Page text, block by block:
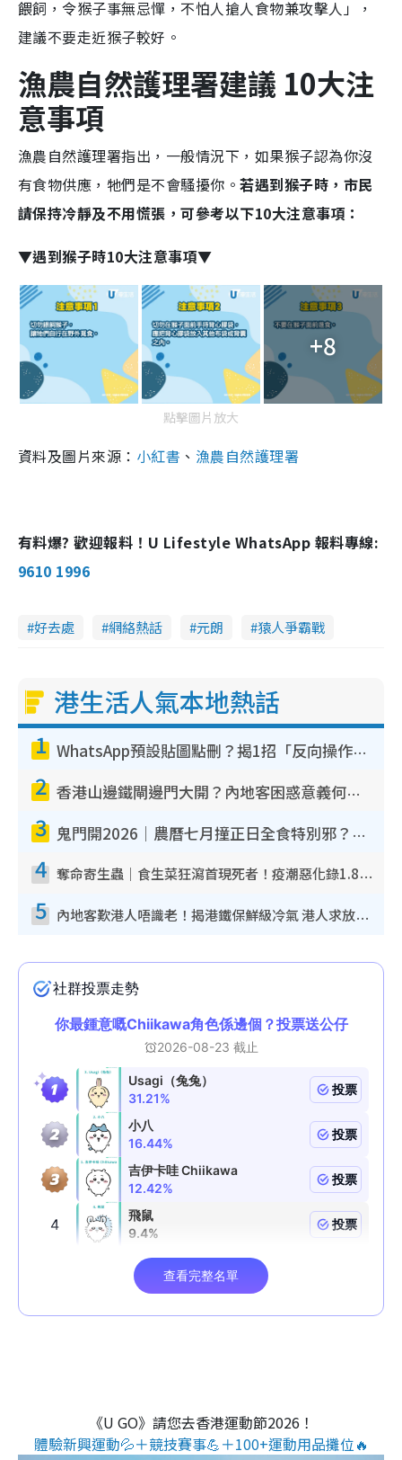
餵飼，令猴子事無忌憚，不怕人搶人食物兼攻擊人」，
建議不要走近猴子較好。
漁農自然護理署建議 10大注
意事項
漁農自然護理署指出，一般情況下，如果猴子認為你沒
有食物供應，牠們是不會騷擾你。若遇到猴子時，市民
請保持冷靜及不用慌張，可參考以下10大注意事項：
▼遇到猴子時10大注意事項▼
+8
點擊圖片放大
資料及圖片來源： 小紅書 、 漁農自然護理署
有料爆? 歡迎報料！U Lifestyle WhatsApp 報料專線:
9610 1996
好去處 網絡熱話 元朗 猿人爭霸戰
港生活人氣本地熱話
1 WhatsApp預設貼圖點刪？揭1招「反向操作」還原簡潔介面 附3步實測教學
2 香港山邊鐵閘邊門大開？內地客困惑意義何在！網民神回覆：呢種叫法理性防禦
3 鬼門開2026｜農曆七月撞正日全食特別邪？專家警告切忌做一事！揭4大禁忌+2招保平安
4 奪命寄生蟲｜食生菜狂瀉首現死者！疫潮惡化錄1.8萬宗病例 揭洗菜3大謬誤
5 內地客歎港人唔識老！揭港鐵保鮮級冷氣 港人求放過：咪投訴
《U GO》請您去香港運動節2026！
體驗新興運動💦＋競技賽事💪＋100+運動用品攤位🔥